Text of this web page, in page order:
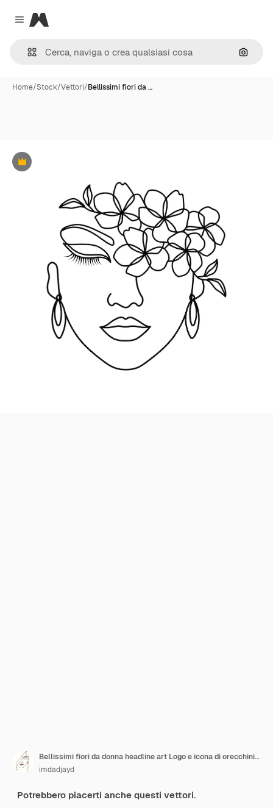
Close menu
Magnific
Cerca
Home/Stock/Vettori/Bellissimi fiori da …
Premium
Bellissimi fiori da donna headline art Logo e icona di orecchini per ciglia e sopracciglia lineari
imdadjayd
Potrebbero piacerti anche questi vettori.